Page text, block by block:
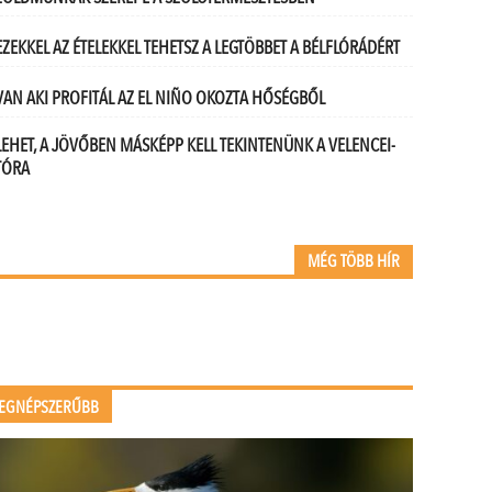
AZ ÉTELEKKEL TEHETSZ A LEGTÖBBET A BÉLFLÓRÁDÉRT
AKI PROFITÁL AZ EL NIÑO OKOZTA HŐSÉGBŐL
A JÖVŐBEN MÁSKÉPP KELL TEKINTENÜNK A VELENCEI-
MÉG TÖBB HÍR